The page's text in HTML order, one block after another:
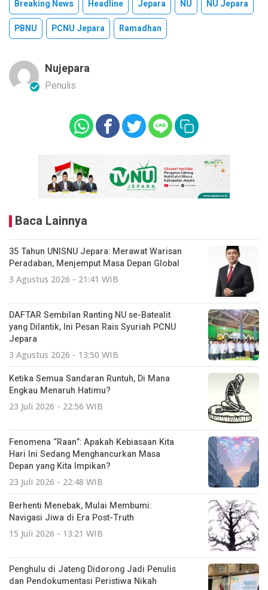
Breaking News Headline Jepara NU
NU Jepara
PBNU
PCNU Jepara Ramadhan
Nujepara
Penulis
Baca Lainnya
35 Tahun UNISNU Jepara: Merawat Warisan
Peradaban, Menjemput Masa Depan Global
3 Agustus 2026 - 21:41 WIB
DAFTAR Sembilan Ranting NU se-Batealit
yang Dilantik, Ini Pesan Rais Syuriah PCNU
Jepara
3 Agustus 2026 - 13:50 WIB
Ketika Semua Sandaran Runtuh, Di Mana
Engkau Menaruh Hatimu?
23 Juli 2026 - 22:56 WIB
Fenomena “Raan”: Apakah Kebiasaan Kita
Hari Ini Sedang Menghancurkan Masa
Depan yang Kita Impikan?
23 Juli 2026 - 22:48 WIB
Berhenti Menebak, Mulai Membumi:
Navigasi Jiwa di Era Post-Truth
15 Juli 2026 - 13:21 WIB
Penghulu di Jateng Didorong Jadi Penulis
dan Pendokumentasi Peristiwa Nikah